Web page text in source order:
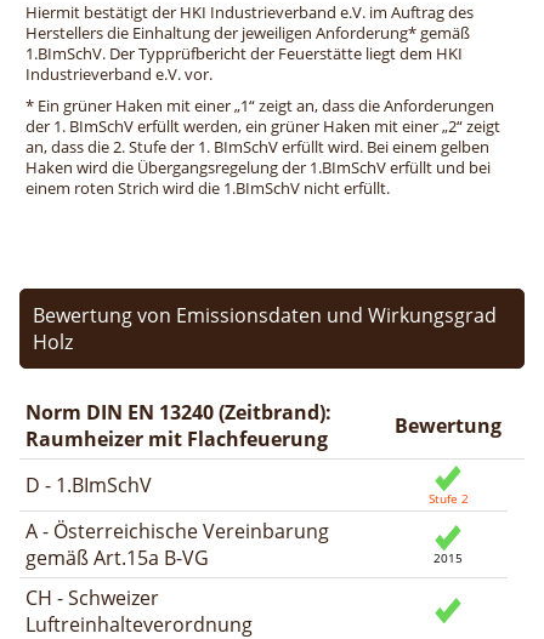
Hiermit bestätigt der HKI Industrieverband e.V. im Auftrag des
Herstellers die Einhaltung der jeweiligen Anforderung* gemäß
1.BImSchV. Der Typprüfbericht der Feuerstätte liegt dem HKI
Industrieverband e.V. vor.
* Ein grüner Haken mit einer „1“ zeigt an, dass die Anforderungen
der 1. BImSchV erfüllt werden, ein grüner Haken mit einer „2“ zeigt
an, dass die 2. Stufe der 1. BImSchV erfüllt wird. Bei einem gelben
Haken wird die Übergangsregelung der 1.BImSchV erfüllt und bei
einem roten Strich wird die 1.BImSchV nicht erfüllt.
Bewertung von Emissionsdaten und Wirkungsgrad
Holz
Norm DIN EN 13240 (Zeitbrand):
Raumheizer mit Flachfeuerung
Bewertung
D - 1.BImSchV
A - Österreichische Vereinbarung
gemäß Art.15a B-VG
CH - Schweizer
Luftreinhalteverordnung